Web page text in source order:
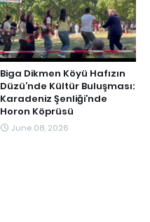
Biga Dikmen Köyü Hafızın
Düzü’nde Kültür Buluşması:
Karadeniz Şenliği’nde
Horon Köprüsü
June 08, 2026